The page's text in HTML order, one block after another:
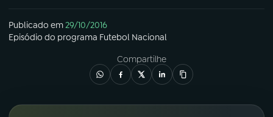
YouTube
Publicado em29/10/2016
Episódio do programa Futebol Nacional
Compartilhe